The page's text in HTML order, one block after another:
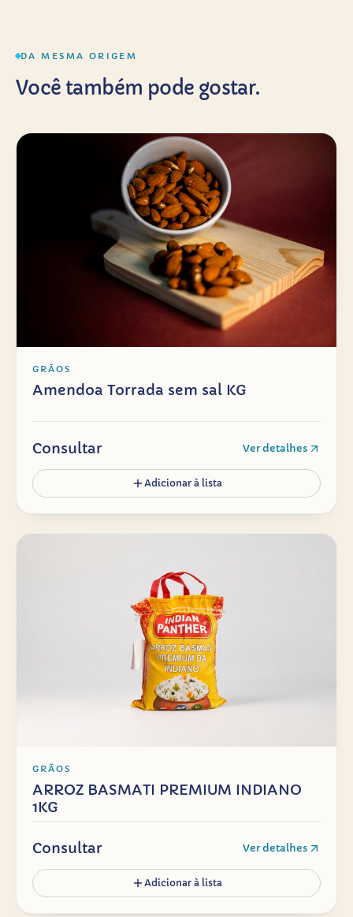
DA MESMA ORIGEM
Você também pode gostar.
GRÃOS
Amendoa Torrada sem sal KG
Consultar Ver detalhes
Adicionar à lista
GRÃOS
ARROZ BASMATI PREMIUM INDIANO
1KG
Consultar Ver detalhes
Adicionar à lista